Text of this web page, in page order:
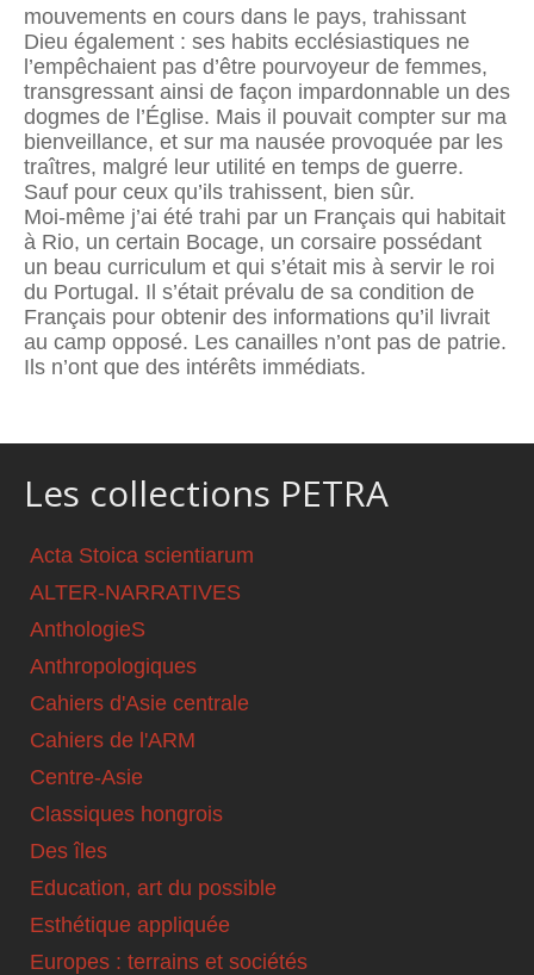
mouvements en cours dans le pays, trahissant
Dieu également : ses habits ecclésiastiques ne
l’empêchaient pas d’être pourvoyeur de femmes,
transgressant ainsi de façon impardonnable un des
dogmes de l’Église. Mais il pouvait compter sur ma
bienveillance, et sur ma nausée provoquée par les
traîtres, malgré leur utilité en temps de guerre.
Sauf pour ceux qu’ils trahissent, bien sûr.
Moi-même j’ai été trahi par un Français qui habitait
à Rio, un certain Bocage, un corsaire possédant
un beau curriculum et qui s’était mis à servir le roi
du Portugal. Il s’était prévalu de sa condition de
Français pour obtenir des informations qu’il livrait
au camp opposé. Les canailles n’ont pas de patrie.
Ils n’ont que des intérêts immédiats.
Les collections PETRA
Acta Stoica scientiarum
ALTER-NARRATIVES
AnthologieS
Anthropologiques
Cahiers d'Asie centrale
Cahiers de l'ARM
Centre-Asie
Classiques hongrois
Des îles
Education, art du possible
Esthétique appliquée
Europes : terrains et sociétés